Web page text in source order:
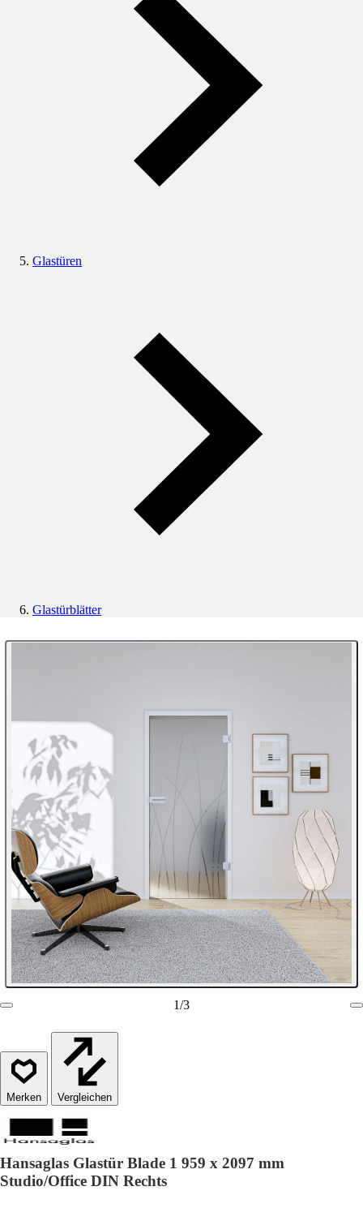
Glastüren
Glastürblätter
1/3
Vergleichen
Hansaglas Glastür Blade 1 959 x 2097 mm
Studio/Office DIN Rechts